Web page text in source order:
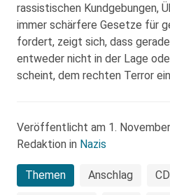
rassistischen Kundgebungen,
immer schärfere Gesetze für
fordert, zeigt sich, dass
entweder nicht in der Lage
scheint, dem rechten Terror
Veröffentlicht am 1.
Redaktion in Nazis
Themen Anschlag